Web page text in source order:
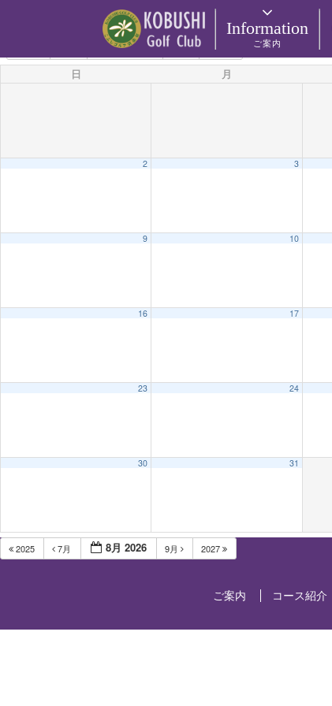
Information
ご案内
8月 2026 9月 2027
日 月
2 3
9 10
16 17
23 24
30 31
2025 7月 8月 2026 9月 2027
ご案内 コース紹介